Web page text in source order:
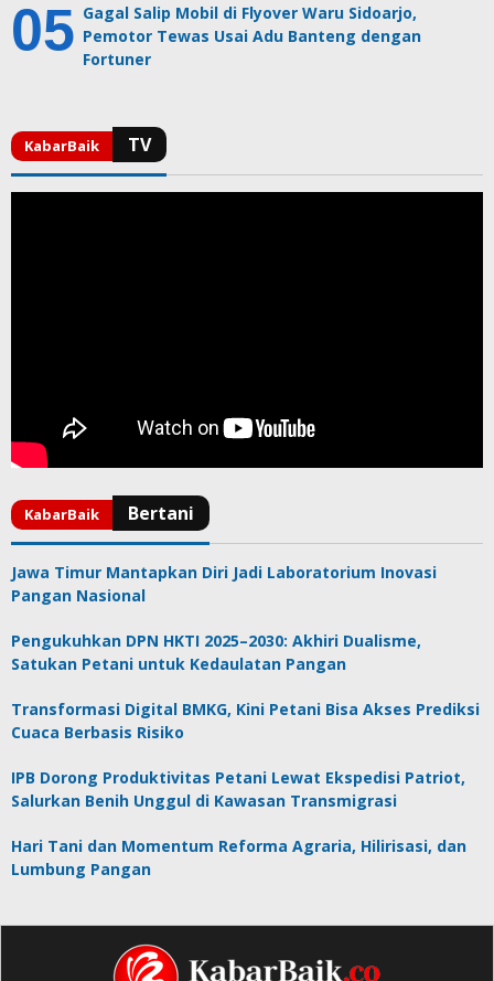
Gagal Salip Mobil di Flyover Waru Sidoarjo,
Pemotor Tewas Usai Adu Banteng dengan
Fortuner
Jawa Timur Mantapkan Diri Jadi Laboratorium Inovasi
Pangan Nasional
Pengukuhkan DPN HKTI 2025–2030: Akhiri Dualisme,
Satukan Petani untuk Kedaulatan Pangan
Transformasi Digital BMKG, Kini Petani Bisa Akses Prediksi
Cuaca Berbasis Risiko
IPB Dorong Produktivitas Petani Lewat Ekspedisi Patriot,
Salurkan Benih Unggul di Kawasan Transmigrasi
Hari Tani dan Momentum Reforma Agraria, Hilirisasi, dan
Lumbung Pangan